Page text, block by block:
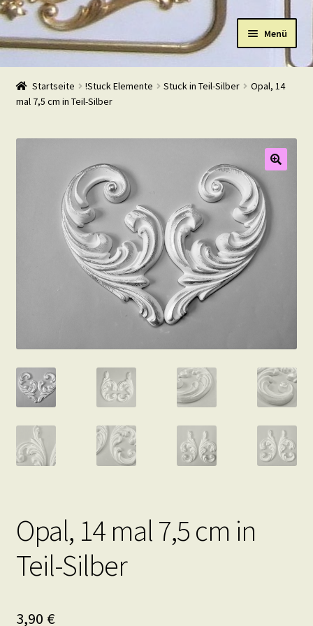
Navigation
Zum
Inhalt
Menü
Start
Shop
Warenkorb
Mein Konto
Startseite !Stuck Elemente Stuck in Teil-Silber
Opal, 14
mal 7,5 cm in Teil-Silber
Opal, 14 mal 7,5 cm in
Teil-Silber
3,90 €